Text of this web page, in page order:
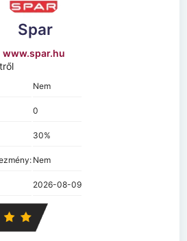
Spar
www.spar.hu
Nem
0
30%
Nem
2026-08-09